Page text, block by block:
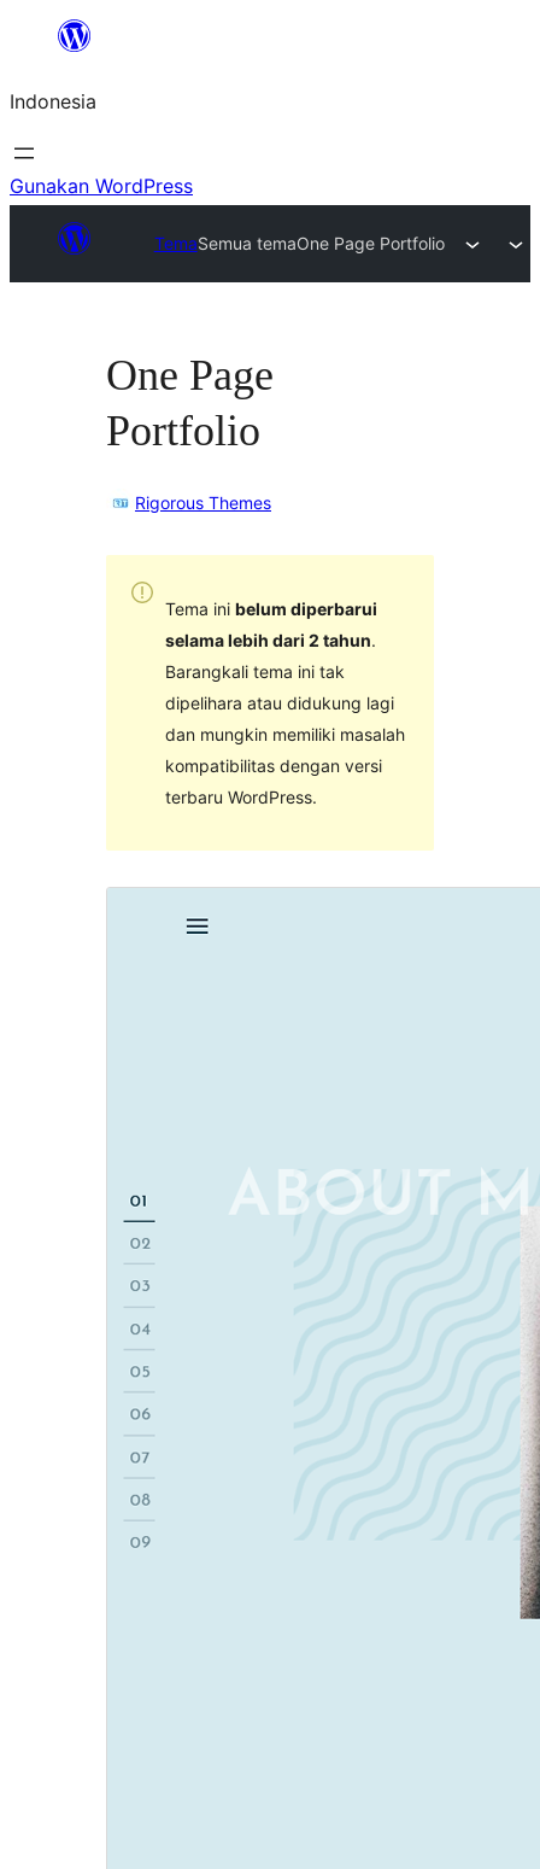
Lewati
konten
Indonesia
Gunakan WordPress
TemaSemua temaOne Page Portfolio
One Page
Portfolio
Rigorous Themes
Tema ini belum diperbarui
selama lebih dari 2 tahun.
Barangkali tema ini tak
dipelihara atau didukung lagi
dan mungkin memiliki masalah
kompatibilitas dengan versi
terbaru WordPress.